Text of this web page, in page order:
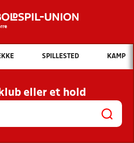
Hvad vil du søge efter?
INDHOLD OG NYHEDER
KLUBBER OG
HOLD
SPILLESTED KAMP
eller et hold